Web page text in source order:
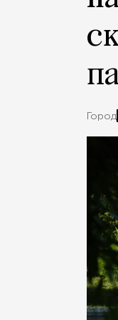
Город